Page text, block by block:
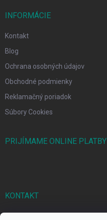
INFORMÁCIE
Kontakt
Blog
Ochrana osobných údajov
Obchodné podmienky
Reklamačný poriadok
Súbory Cookies
PRIJÍMAME ONLINE PLATBY
KONTAKT